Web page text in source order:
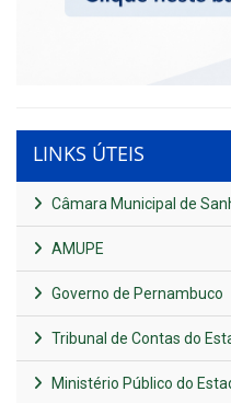
LINKS ÚTEIS
Câmara Municipal de
AMUPE
Governo de Pernambuco
Tribunal de Contas do
Ministério Público do